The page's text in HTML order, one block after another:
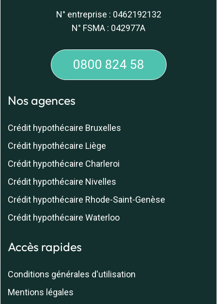
N° entreprise : 0462192132
N° FSMA : 042977A
0800 824 58
Nos agences
Crédit hypothécaire Bruxelles
Crédit hypothécaire Liège
Crédit hypothécaire Charleroi
Crédit hypothécaire Nivelles
Crédit hypothécaire Rhode-Saint-Genèse
Crédit hypothécaire Waterloo
Accès rapides
Conditions générales d'utilisation
Mentions légales